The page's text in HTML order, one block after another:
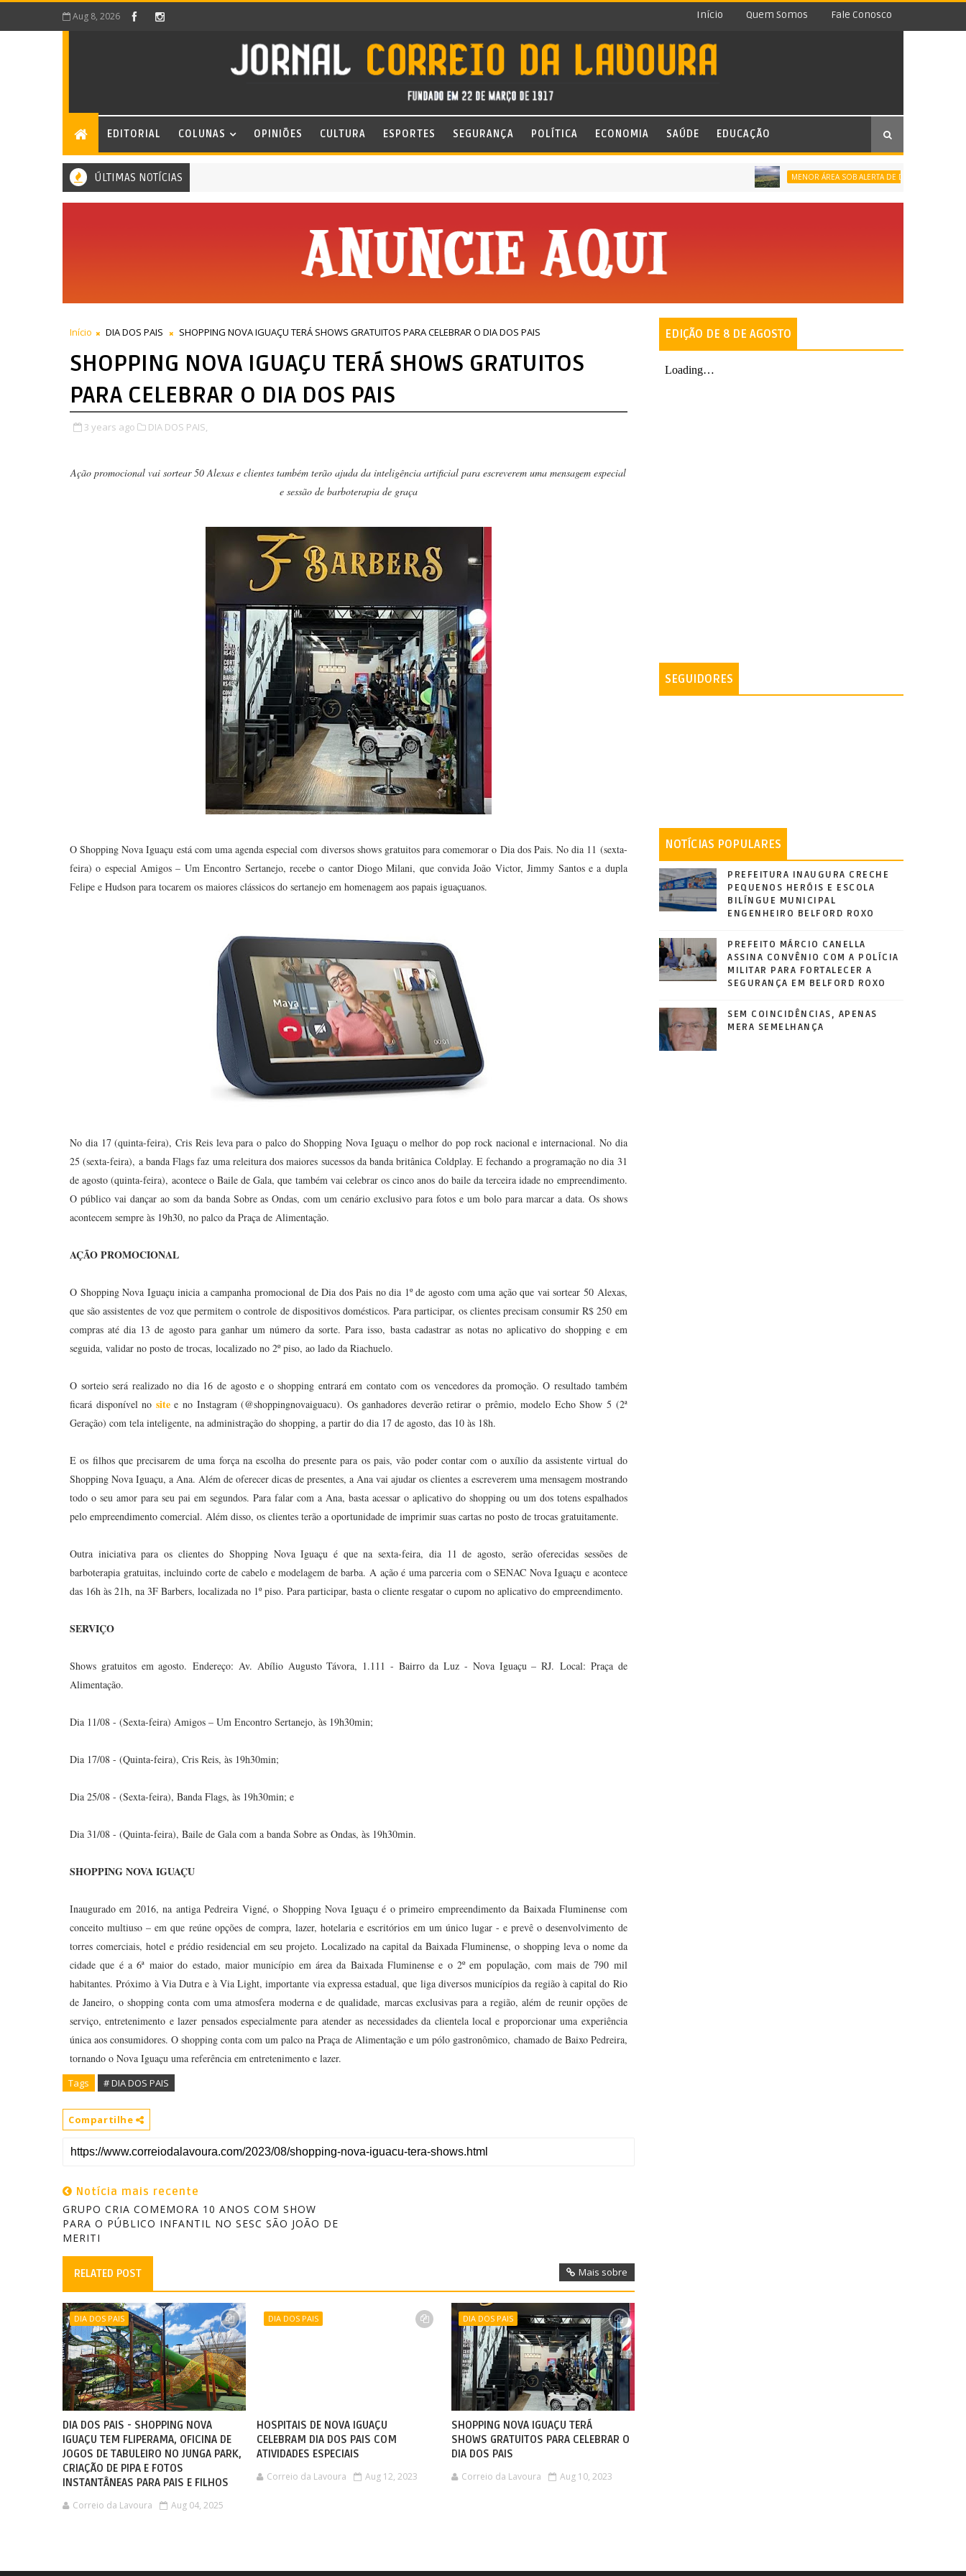
Aug 8, 2026 Início Quem Somos Fale Conosco
EDITORIAL COLUNAS OPINIÕES CULTURA ESPORTES SEGURANÇA POLÍTICA ECONOMIA SAÚDE EDUCAÇÃO
ÚLTIMAS NOTÍCIAS MENOR ÁREA SOB ALERTA DE DESMATAMENTO DA SÉRIE
Início DIA DOS PAIS SHOPPING NOVA IGUAÇU TERÁ SHOWS GRATUITOS PARA CELEBRAR O DIA DOS PAIS
SHOPPING NOVA IGUAÇU TERÁ SHOWS GRATUITOS
PARA CELEBRAR O DIA DOS PAIS
3 years ago DIA DOS PAIS,
Ação promocional vai sortear 50 Alexas e clientes também terão ajuda da inteligência artificial para escreverem uma mensagem especial
e sessão de barboterapia de graça
O Shopping Nova Iguaçu está com uma agenda especial com diversos shows gratuitos para comemorar o Dia dos Pais. No dia 11 (sexta-
feira) o especial Amigos – Um Encontro Sertanejo, recebe o cantor Diogo Milani, que convida João Victor, Jimmy Santos e a dupla
Felipe e Hudson para tocarem os maiores clássicos do sertanejo em homenagem aos papais iguaçuanos.
No dia 17 (quinta-feira), Cris Reis leva para o palco do Shopping Nova Iguaçu o melhor do pop rock nacional e internacional. No dia
25 (sexta-feira), a banda Flags faz uma releitura dos maiores sucessos da banda britânica Coldplay. E fechando a programação no dia 31
de agosto (quinta-feira), acontece o Baile de Gala, que também vai celebrar os cinco anos do baile da terceira idade no empreendimento.
O público vai dançar ao som da banda Sobre as Ondas, com um cenário exclusivo para fotos e um bolo para marcar a data. Os shows
acontecem sempre às 19h30, no palco da Praça de Alimentação.
AÇÃO PROMOCIONAL
O Shopping Nova Iguaçu inicia a campanha promocional de Dia dos Pais no dia 1º de agosto com uma ação que vai sortear 50 Alexas,
que são assistentes de voz que permitem o controle de dispositivos domésticos. Para participar, os clientes precisam consumir R$ 250 em
compras até dia 13 de agosto para ganhar um número da sorte. Para isso, basta cadastrar as notas no aplicativo do shopping e em
seguida, validar no posto de trocas, localizado no 2º piso, ao lado da Riachuelo.
O sorteio será realizado no dia 16 de agosto e o shopping entrará em contato com os vencedores da promoção. O resultado também
ficará disponível no sitee no Instagram (@shoppingnovaiguacu). Os ganhadores deverão retirar o prêmio, modelo Echo Show 5 (2ª
Geração) com tela inteligente, na administração do shopping, a partir do dia 17 de agosto, das 10 às 18h.
E os filhos que precisarem de uma força na escolha do presente para os pais, vão poder contar com o auxílio da assistente virtual do
Shopping Nova Iguaçu, a Ana. Além de oferecer dicas de presentes, a Ana vai ajudar os clientes a escreverem uma mensagem mostrando
todo o seu amor para seu pai em segundos. Para falar com a Ana, basta acessar o aplicativo do shopping ou um dos totens espalhados
pelo empreendimento comercial. Além disso, os clientes terão a oportunidade de imprimir suas cartas no posto de trocas gratuitamente.
Outra iniciativa para os clientes do Shopping Nova Iguaçu é que na sexta-feira, dia 11 de agosto, serão oferecidas sessões de
barboterapia gratuitas, incluindo corte de cabelo e modelagem de barba. A ação é uma parceria com o SENAC Nova Iguaçu e acontece
das 16h às 21h, na 3F Barbers, localizada no 1º piso. Para participar, basta o cliente resgatar o cupom no aplicativo do empreendimento.
SERVIÇO
Shows gratuitos em agosto.Endereço: Av. Abílio Augusto Távora, 1.111 - Bairro da Luz - Nova Iguaçu – RJ.Local: Praça de
Alimentação.
Dia 11/08 - (Sexta-feira) Amigos – Um Encontro Sertanejo, às 19h30min;
Dia 17/08 - (Quinta-feira), Cris Reis, às 19h30min;
Dia 25/08 - (Sexta-feira), Banda Flags, às 19h30min; e
Dia 31/08 - (Quinta-feira), Baile de Gala com a banda Sobre as Ondas, às 19h30min.
SHOPPING NOVA IGUAÇU
Inaugurado em 2016, na antiga Pedreira Vigné, o Shopping Nova Iguaçu é o primeiro empreendimento da Baixada Fluminense com
conceito multiuso – em que reúne opções de compra, lazer, hotelaria e escritórios em um único lugar - e prevê o desenvolvimento de
torres comerciais, hotel e prédio residencial em seu projeto. Localizado na capital da Baixada Fluminense, o shopping leva o nome da
cidade que é a 6ª maior do estado, maior município em área da Baixada Fluminense e o 2º em população, com mais de 790 mil
habitantes. Próximo à Via Dutra e à Via Light, importante via expressa estadual, que liga diversos municípios da região à capital do Rio
de Janeiro, o shopping conta com uma atmosfera moderna e de qualidade, marcas exclusivas para a região, além de reunir opções de
serviço, entretenimento e lazer pensados especialmente para atender as necessidades da clientela local e proporcionar uma experiência
única aos consumidores. O shopping conta com um palco na Praça de Alimentação e um pólo gastronômico, chamado de Baixo Pedreira,
tornando o Nova Iguaçu uma referência em entretenimento e lazer.
Tags # DIA DOS PAIS
Compartilhe
Notícia mais recente
GRUPO CRIA COMEMORA 10 ANOS COM SHOW
PARA O PÚBLICO INFANTIL NO SESC SÃO JOÃO DE
MERITI
RELATED POST Mais sobre
DIA DOS PAIS
DIA DOS PAIS - SHOPPING NOVA
IGUAÇU TEM FLIPERAMA, OFICINA DE
JOGOS DE TABULEIRO NO JUNGA PARK,
CRIAÇÃO DE PIPA E FOTOS
INSTANTÂNEAS PARA PAIS E FILHOS
Correio da Lavoura Aug 04, 2025
DIA DOS PAIS
HOSPITAIS DE NOVA IGUAÇU
CELEBRAM DIA DOS PAIS COM
ATIVIDADES ESPECIAIS
Correio da Lavoura Aug 12, 2023
DIA DOS PAIS
SHOPPING NOVA IGUAÇU TERÁ
SHOWS GRATUITOS PARA CELEBRAR O
DIA DOS PAIS
Correio da Lavoura Aug 10, 2023
EDIÇÃO DE 8 DE AGOSTO
SEGUIDORES
NOTÍCIAS POPULARES
PREFEITURA INAUGURA CRECHE
PEQUENOS HERÓIS E ESCOLA
BILÍNGUE MUNICIPAL
ENGENHEIRO BELFORD ROXO
PREFEITO MÁRCIO CANELLA
ASSINA CONVÊNIO COM A POLÍCIA
MILITAR PARA FORTALECER A
SEGURANÇA EM BELFORD ROXO
SEM COINCIDÊNCIAS, APENAS
MERA SEMELHANÇA